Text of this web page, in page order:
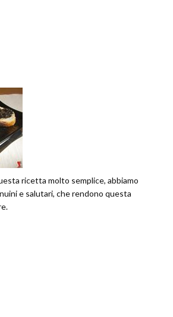
ricetta molto semplice, abbiamo
e salutari, che rendono questa